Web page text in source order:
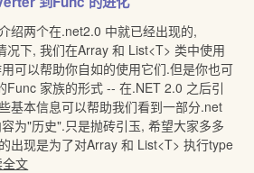
绍两个在.net2.0 中就已经出现的,
况下, 我们在Array 和 List<T> 类中使用
可以帮助你自如的使用它们.但是你也可
Func 家族的形式 -- 在.NET 2.0 之后引
基本信息可以帮助我们看到一部分.net
为"历史".只是抛砖引玉, 希望大家多多
出现是为了对Array 和 List<T> 执行type
文